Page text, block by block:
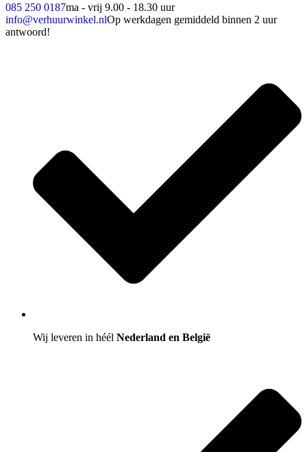
085 250 0187ma - vrij 9.00 - 18.30 uur
info@verhuurwinkel.nlOp werkdagen gemiddeld binnen 2 uur
antwoord!
Wij leveren in héél Nederland en België